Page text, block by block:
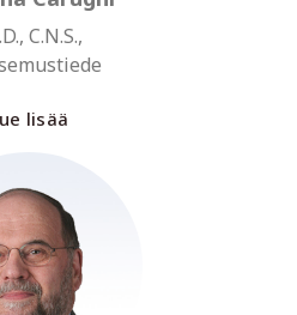
C.N.S.,
lisää